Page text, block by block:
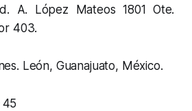
A. López Mateos 1801 Ote.
403.
León, Guanajuato, México.